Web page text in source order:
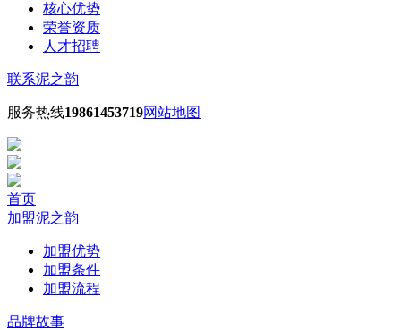
核心优势
荣誉资质
人才招聘
联系泥之韵
服务热线19861453719网站地图
首页
加盟泥之韵
加盟优势
加盟条件
加盟流程
品牌故事